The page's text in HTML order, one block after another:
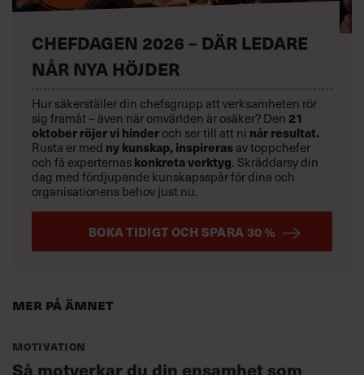
Mer på ämnet
Motivation
Så motverkar du din ensamhet som
CHEFDAGEN 2026 – DÄR LEDARE
NÅR NYA HÖJDER
Hur säkerställer din chefsgrupp att verksamheten rör
sig framåt – även när omvärlden är osäker? Den 21
oktoberröjer vi hinder och ser till att ni når resultat.
Rusta er med ny kunskap, inspirerasav toppchefer
och få experternas konkreta verktyg. Skräddarsy din
dag med fördjupande kunskapsspår för dina och
organisationens behov just nu.
BOKA TIDIGT OCH SPARA 30 %